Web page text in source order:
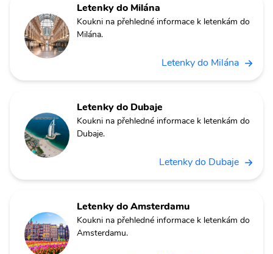
Letenky do Milána
Koukni na přehledné informace k letenkám do
Milána.
Letenky do Milána
Letenky do Dubaje
Koukni na přehledné informace k letenkám do
Dubaje.
Letenky do Dubaje
Letenky do Amsterdamu
Koukni na přehledné informace k letenkám do
Amsterdamu.